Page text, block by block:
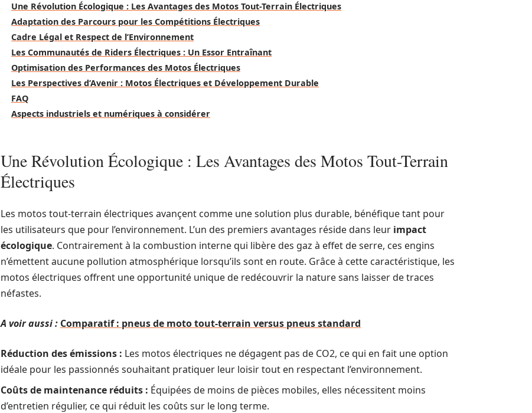
Une Révolution Écologique : Les Avantages des Motos Tout-Terrain Électriques
Adaptation des Parcours pour les Compétitions Électriques
Cadre Légal et Respect de l’Environnement
Les Communautés de Riders Électriques : Un Essor Entraînant
Optimisation des Performances des Motos Électriques
Les Perspectives d’Avenir : Motos Électriques et Développement Durable
FAQ
Aspects industriels et numériques à considérer
Une Révolution Écologique : Les Avantages des Motos Tout-Terrain
Électriques
Les motos tout-terrain électriques avançent comme une solution plus durable, bénéfique tant pour
les utilisateurs que pour l’environnement. L’un des premiers avantages réside dans leur impact
écologique. Contrairement à la combustion interne qui libère des gaz à effet de serre, ces engins
n’émettent aucune pollution atmosphérique lorsqu’ils sont en route. Grâce à cette caractéristique, les
motos électriques offrent une opportunité unique de redécouvrir la nature sans laisser de traces
néfastes.
A voir aussi : Comparatif : pneus de moto tout-terrain versus pneus standard
Réduction des émissions : Les motos électriques ne dégagent pas de CO2, ce qui en fait une option
idéale pour les passionnés souhaitant pratiquer leur loisir tout en respectant l’environnement.
Coûts de maintenance réduits : Équipées de moins de pièces mobiles, elles nécessitent moins
d’entretien régulier, ce qui réduit les coûts sur le long terme.